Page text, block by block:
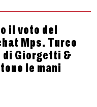
il voto del
Mps. Turco
di Giorgetti &
le mani